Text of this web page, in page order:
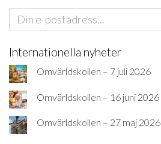
Internationella nyheter
Omvärldskollen – 7 juli 2026
Omvärldskollen – 16 juni 2026
Omvärldskollen – 27 maj 2026